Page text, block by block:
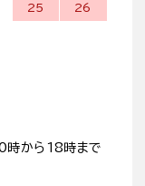
25 26
時から18時まで